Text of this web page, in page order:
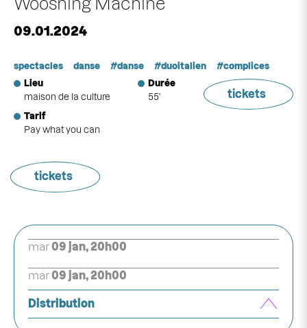
tickets
Wooshing Machine
09.01.2024
spectacles danse danse duoitalien
complices
Lieu
maison de la culture
Durée
55'
Tarif
Pay what you can
tickets
mar09 jan, 20h00
mar09 jan, 20h00
Distribution